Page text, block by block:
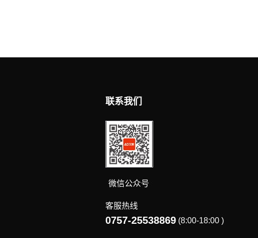
联系我们
微信公众号
客服热线
0757-25538869 (8:00-18:00 )